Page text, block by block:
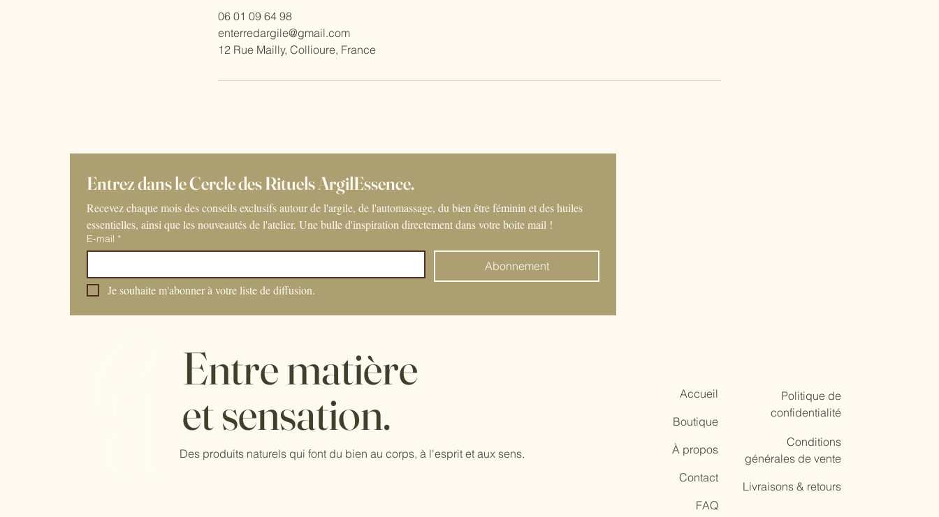
06 01 09 64 98
enterredargile@gmail.com
12 Rue Mailly, Collioure, France
Entrez dans le Cercle des Rituels ArgilEssence.
Recevez chaque mois des conseils exclusifs autour de l'argile, de l'automassage, du bien être féminin et des huiles
essentielles, ainsi que les nouveautés de l'atelier. Une bulle d'inspiration directement dans votre boite mail !
E-mail *
Abonnement
Je souhaite m'abonner à votre liste de diffusion.
Entre matière
et sensation.
Des produits naturels qui font du bien au corps, à l'esprit et aux sens.
Accueil
Boutique
À propos
Contact
FAQ
Politique de
confidentialité
Conditions
générales de vente
Livraisons & retours